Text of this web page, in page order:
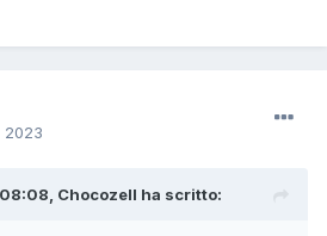
2023
Chocozell ha scritto: